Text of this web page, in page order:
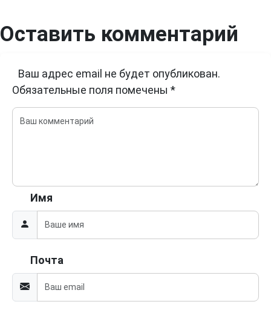
Оставить комментарий
Ваш адрес email не будет опубликован.
Обязательные поля помечены *
Имя
Почта